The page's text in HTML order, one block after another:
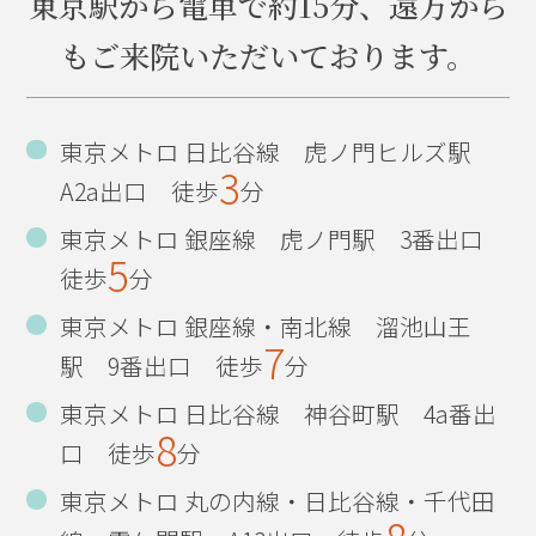
誕生日
ひっそりと...
インフルエンザ予防法
作品展
古希のお祝い
東京五輪決定！
ハワイアン
もご来院いただいております。
東京メトロ 日比谷線 虎ノ門ヒルズ駅
A2a出口 徒歩3分
東京メトロ 銀座線 虎ノ門駅 3番出口
徒歩5分
東京メトロ 銀座線・南北線 溜池山王
駅 9番出口 徒歩7分
東京メトロ 日比谷線 神谷町駅 4a番出
口 徒歩8分
東京メトロ 丸の内線・日比谷線・千代田